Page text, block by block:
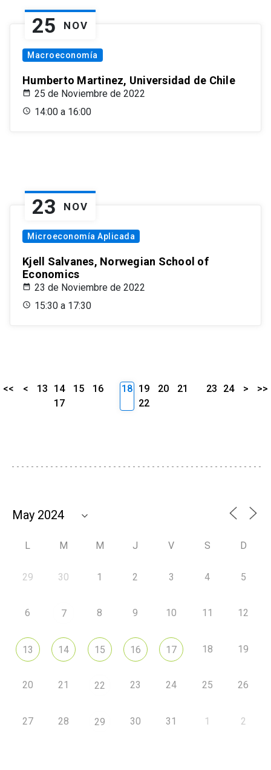
25 NOV
Macroeconomía
Humberto Martinez, Universidad de Chile
25 de Noviembre de 2022
14:00 a 16:00
23 NOV
Microeconomía Aplicada
Kjell Salvanes, Norwegian School of
Economics
23 de Noviembre de 2022
15:30 a 17:30
<< < 13 14 15
16
17
18 19 20
21
22
23 24 > >>
L M M J V S D
29 30 1 2 3 4 5
6 7 8 9 10 11 12
13 14 15 16 17 18 19
20 21 22 23 24 25 26
27 28 29 30 31 1 2